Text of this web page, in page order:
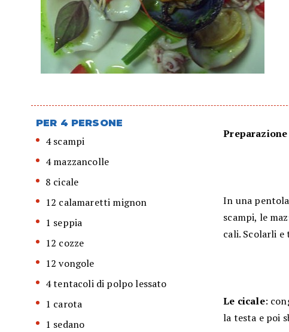
PER 4 PERSONE
4 scampi
4 mazzancolle
8 cicale
12 calamaretti mignon
1 seppia
12 cozze
12 vongole
4 tentacoli di polpo lessato
1 carota
1 sedano
In una
scampi, le
cali. Scolarli
Le cicale:
la testa e poi